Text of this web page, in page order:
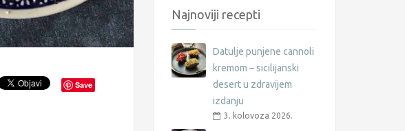
Save
Najnoviji recepti
Datulje punjene cannoli
kremom – sicilijanski
desert u zdravijem
izdanju
3. kolovoza 2026.